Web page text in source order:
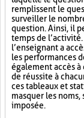
remplissent le
surveiller le
question. Ainsi, il
temps de
l’enseignant a
les performances
également accès
de réussite à
ces tableaux et
masquer les
imposée.